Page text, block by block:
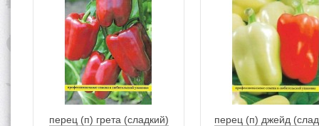
перец (п) грета (сладкий)
перец (п) джейд